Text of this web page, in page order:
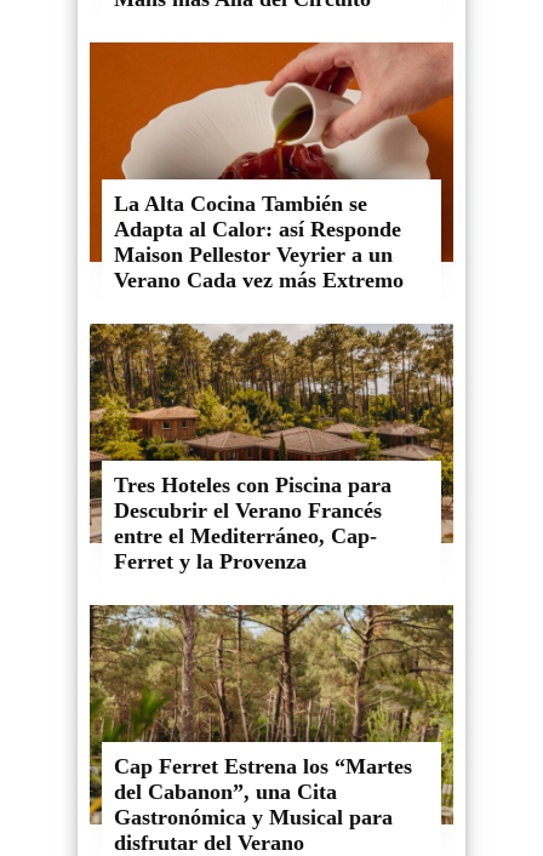
La Alta Cocina También se
Adapta al Calor: así Responde
Maison Pellestor Veyrier a un
Verano Cada vez más Extremo
Tres Hoteles con Piscina para
Descubrir el Verano Francés
entre el Mediterráneo, Cap-
Ferret y la Provenza
Cap Ferret Estrena los “Martes
del Cabanon”, una Cita
Gastronómica y Musical para
disfrutar del Verano